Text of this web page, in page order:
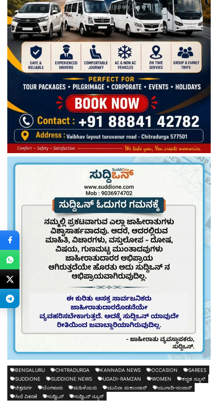
BENGALURU CHITRADURGA KANNADA NEWS OCCASION
SAREES
SUDDIONE
SUDDIONE NEWS UGADI-RAMZAN WOMEN
ಕನ್ನಡ ನ್ಯೂಸ್
ಚಿತ್ರದುರ್ಗ
ಬೆಂಗಳೂರು ಮಹಿಳೆಯರು ಮುನಿರಾ ಮಕಾಂದಾರ್
ಯುಗಾದಿ–ರಂಜಾನ್
ಸೀರೆ ವಿತರಣೆ
ಸುದ್ದಿಒನ್ ಸುದ್ದಿಒನ್ ನ್ಯೂಸ್